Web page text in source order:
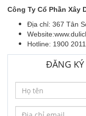
Công Ty Cổ Phần Xây
Địa chỉ: 367 Tân
Hotline: 1900
ĐĂNG